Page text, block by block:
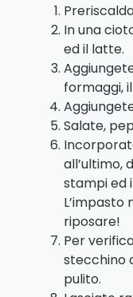
In una
ed il latte.
formaggi,
Salate,
all’ultimo,
stampi ed
L’impasto
riposare!
Per
stecchino
pulito.